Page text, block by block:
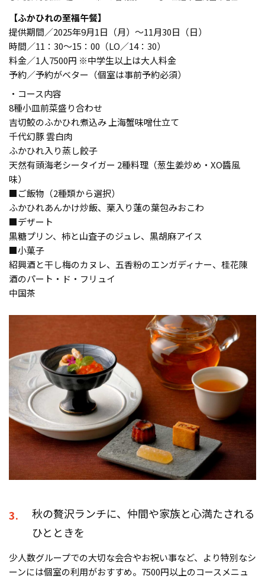
【ふかひれの至福午餐】
提供期間／2025年9月1日（月）〜11月30日（日）
時間／11：30～15：00（LO／14：30）
料金／1人7500円 ※中学生以上は大人料金
予約／予約がベター（個室は事前予約必須）
・コース内容
8種小皿前菜盛り合わせ
吉切鮫のふかひれ煮込み 上海蟹味噌仕立て
千代幻豚 雲白肉
ふかひれ入り蒸し餃子
天然有頭海老シータイガー 2種料理（葱生姜炒め・XO醬風
味）
■ご飯物（2種類から選択）
ふかひれあんかけ炒飯、栗入り蓮の葉包みおこわ
■デザート
黒糖プリン、柿と山査子のジュレ、黒胡麻アイス
■小菓子
紹興酒と干し梅のカヌレ、五香粉のエンガディナー、桂花陳
酒のパート・ド・フリュイ
中国茶
3.
秋の贅沢ランチに、仲間や家族と心満たされる
ひとときを
少人数グループでの大切な会合やお祝い事など、より特別なシ
ーンには個室の利用がおすすめ。7500円以上のコースメニュ